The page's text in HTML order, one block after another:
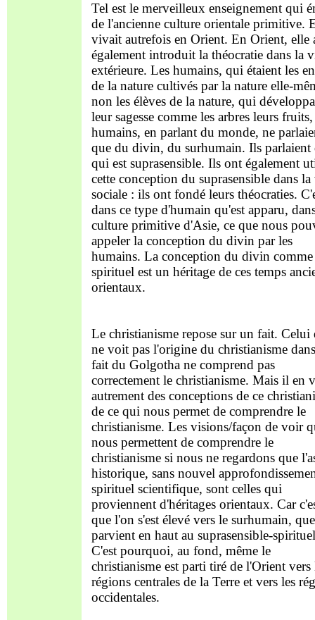
Tel est le merveilleux enseignement qui
de l'ancienne culture orientale primitive.
vivait autrefois en Orient. En Orient, elle
également introduit la théocratie dans la
extérieure. Les humains, qui étaient les
de la nature cultivés par la nature elle-
non les élèves de la nature, qui
leur sagesse comme les arbres leurs fruits,
humains, en parlant du monde, ne
que du divin, du surhumain. Ils parlaient
qui est suprasensible. Ils ont également
cette conception du suprasensible dans la
sociale : ils ont fondé leurs théocraties.
dans ce type d'humain qu'est apparu,
culture primitive d'Asie, ce que nous
appeler la conception du divin par les
humains. La conception du divin comme
spirituel est un héritage de ces temps
orientaux.
Le christianisme repose sur un fait. Celui
ne voit pas l'origine du christianisme
fait du Golgotha ne comprend pas
correctement le christianisme. Mais il en
autrement des conceptions de ce
de ce qui nous permet de comprendre le
christianisme. Les visions/façon de voir
nous permettent de comprendre le
christianisme si nous ne regardons que
historique, sans nouvel
spirituel scientifique, sont celles qui
proviennent d'héritages orientaux. Car
que l'on s'est élevé vers le surhumain,
parvient en haut au suprasensible-
C'est pourquoi, au fond, même le
christianisme est parti tiré de l'Orient vers
régions centrales de la Terre et vers les
occidentales.